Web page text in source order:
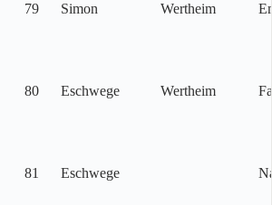
79 Simon Wertheim
80 Eschwege Wertheim
81 Eschwege